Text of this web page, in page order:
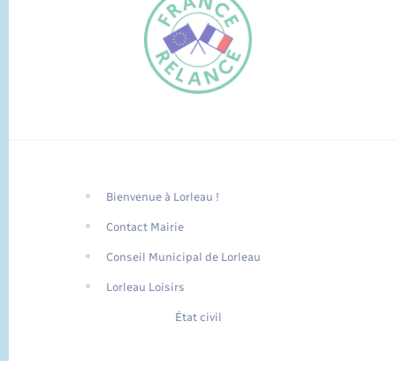
Traduction du
FR
Bienvenue à Lorleau !
Contact Mairie
Conseil Municipal de Lorleau
Lorleau Loisirs
État civil